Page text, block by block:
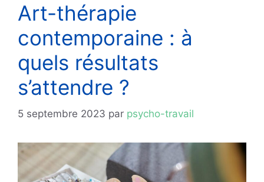
Art-thérapie
contemporaine : à
quels résultats
s’attendre ?
5 septembre 2023 par psycho-travail